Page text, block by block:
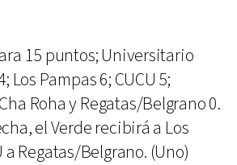
15 puntos; Universitario
Los Pampas 6; CUCU 5;
Roha y Regatas/Belgrano 0.
el Verde recibirá a Los
a Regatas/Belgrano. (Uno)